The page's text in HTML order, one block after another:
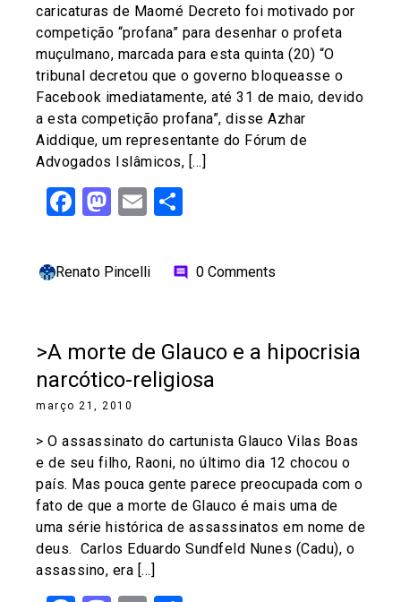
caricaturas de Maomé Decreto foi motivado por
competição “profana” para desenhar o profeta
muçulmano, marcada para esta quinta (20) “O
tribunal decretou que o governo bloqueasse o
Facebook imediatamente, até 31 de maio, devido
a esta competição profana”, disse Azhar
Aiddique, um representante do Fórum de
Advogados Islâmicos, […]
Facebook
Mastodon
Email
Renato Pincelli comment 0 Comments
>A morte de Glauco e a hipocrisia
narcótico-religiosa
março 21, 2010
> O assassinato do cartunista Glauco Vilas Boas
e de seu filho, Raoni, no último dia 12 chocou o
país. Mas pouca gente parece preocupada com o
fato de que a morte de Glauco é mais uma de
uma série histórica de assassinatos em nome de
deus. Carlos Eduardo Sundfeld Nunes (Cadu), o
assassino, era […]